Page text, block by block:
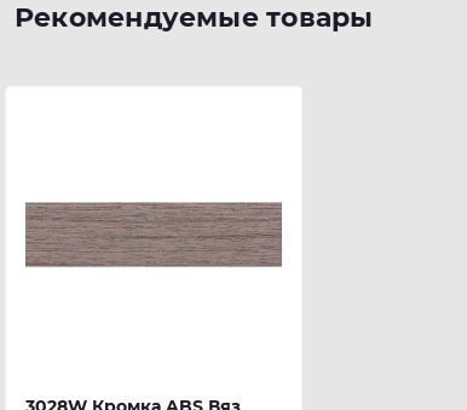
Рекомендуемые товары